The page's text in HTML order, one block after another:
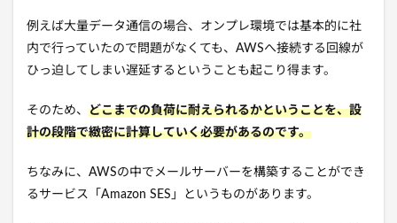
例えば大量データ通信の場合、オンプレ環境では基本的に社
内で行っていたので問題がなくても、AWSへ接続する回線が
ひっ迫してしまい遅延するということも起こり得ます。
そのため、 どこまでの負荷に耐えられるかということを、設
計の段階で緻密に計算していく必要があるのです。
ちなみに、AWSの中でメールサーバーを構築することができ
るサービス「Amazon SES」というものがあります。